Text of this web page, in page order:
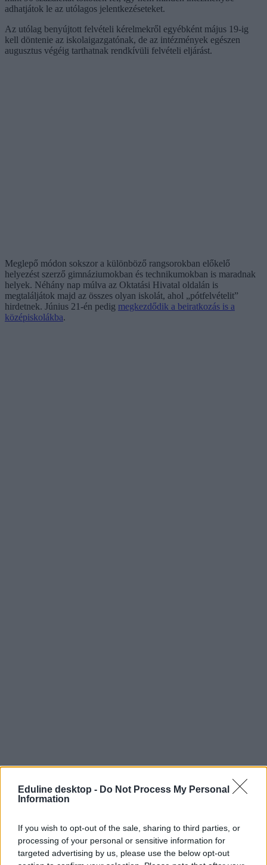
Eduline desktop - Do Not Process My Personal
Information
If you wish to opt-out of the sale, sharing to third parties, or
processing of your personal or sensitive information for
targeted advertising by us, please use the below opt-out
adhatjátok le az utólagos jelentkezéseteket.
Az utólag benyújtott felvételi kérelmekről egyébként május 19-ig
kell döntenie az iskolaigazgatónak, de az intézmények egészen
augusztus végéig tarthatnak rendkívüli felvételi eljárást.
Meglepő módon sokszor a különböző rangsorokban előkelő
helyezést szerző gimnáziumokban és technikumokban is maradnak
helyek. Néhány nap múlva az Oktatási Hivatal oldalán is
megtaláljátok majd az összes olyan iskolát, ahol „pótfelvételit”
hirdetnek. Június 21-én pedig megkezdődik a beiratkozás is a
középiskolákba.